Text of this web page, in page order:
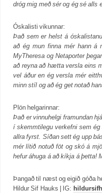
dróg mig með sér og ég sé alls
Óskalisti vikunnar:
Það sem er helst á
að ég mun finna mér hann á
MyTheresa og Netaporter
að reyna að hætta versla eins
vel áður en ég versla mér
minn stíl og að ég get notað
Plön helgarinnar:
Það er vinnuhelgi framundan
í skemmtilegu verkefni sem
allra fyrst. Síðan sett ég upp
mér lítið notuð föt og skó á
hefur áhuga á að kíkja á þetta!
Þangað til næst og eigið góða
Hildur Sif Hauks | IG: